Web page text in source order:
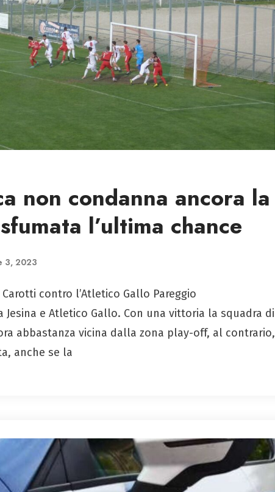
non condanna ancora la
l’ultima chance
3, 2023
contro l’Atletico Gallo Pareggio
e Atletico Gallo. Con una vittoria la squadra di
abbastanza vicina dalla zona play-off, al contrario,
anche se la